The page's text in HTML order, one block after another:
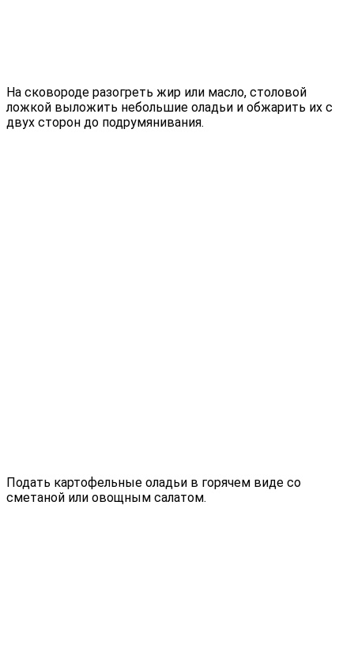
На сковороде разогреть жир или масло, столовой
ложкой выложить небольшие оладьи и обжарить их с
двух сторон до подрумянивания.
Подать картофельные оладьи в горячем виде со
сметаной или овощным салатом.